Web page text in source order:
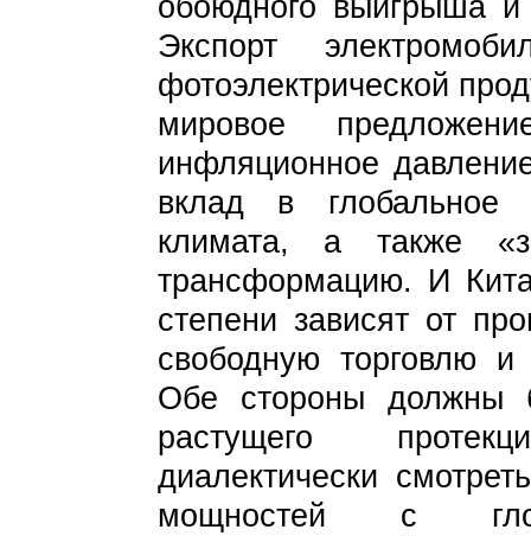
обоюдного выигрыша и
Экспорт
фотоэлектрической
мировое
инфляционное
вклад в глобальное
климата, а также
трансформацию. И
степени зависят от
свободную торговлю и
Обе стороны должны
растущего
диалектически
мощностей с